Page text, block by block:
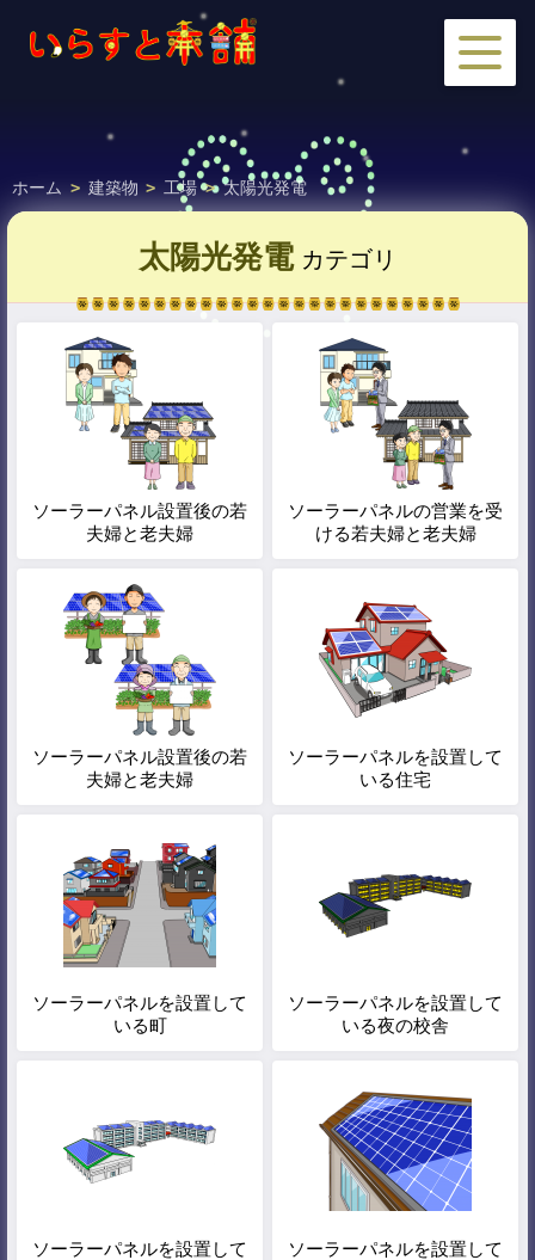
ホーム > 建築物 > 工場 > 太陽光発電
太陽光発電カテゴリ
ソーラーパネル設置後の若
夫婦と老夫婦
ソーラーパネルの営業を受
ける若夫婦と老夫婦
ソーラーパネル設置後の若
夫婦と老夫婦
ソーラーパネルを設置して
いる住宅
ソーラーパネルを設置して
いる町
ソーラーパネルを設置して
いる夜の校舎
ソーラーパネルを設置して
ソーラーパネルを設置して